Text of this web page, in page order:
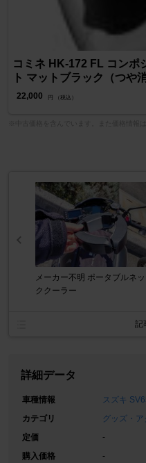
コミネ HK-172 FL コンポ
ト マットブラック（つや
22,000 円 （税込）
メーカー不明 ポータブルネッ
ククーラー
記
詳細データ
車種情報
スズキ
カテゴリ
グッズ・
定価
-
購入価格
-